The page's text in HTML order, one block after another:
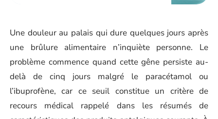
Une douleur au palais qui dure quelques jours après
une brûlure alimentaire n’inquiète personne. Le
problème commence quand cette gêne persiste au-
delà de cinq jours malgré le paracétamol ou
l’ibuprofène, car ce seuil constitue un critère de
recours médical rappelé dans les résumés de